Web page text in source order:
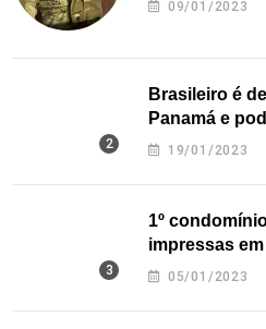
09/01/2023
Brasileiro é
Panamá e
nos EUA
19/01/2023
1º
impressas
Texas
05/01/2023